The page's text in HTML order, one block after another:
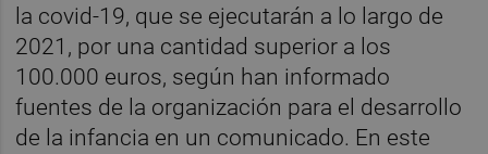
la covid-19, que se ejecutarán a lo largo de
2021, por una cantidad superior a los
100.000 euros, según han informado
fuentes de la organización para el desarrollo
de la infancia en un comunicado. En este